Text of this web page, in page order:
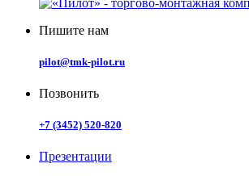
Пишите нам
pilot@tmk-pilot.ru
Позвонить
+7 (3452) 520-820
Презентации